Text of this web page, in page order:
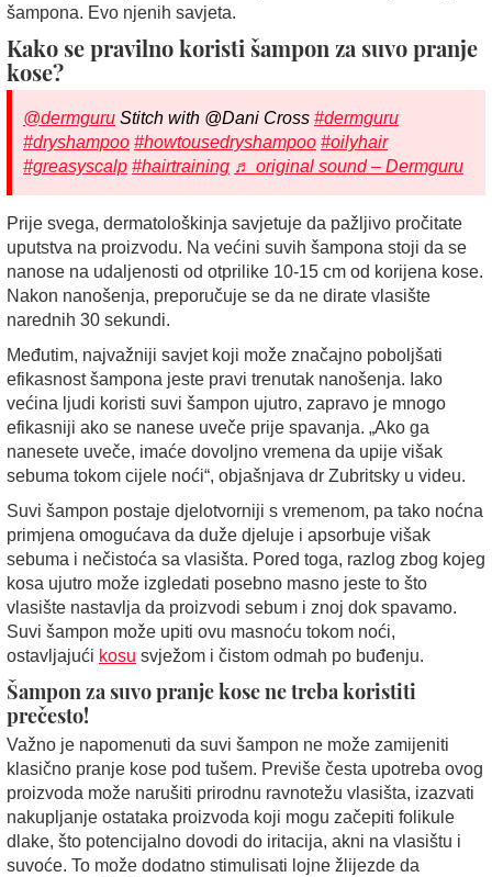
šampona. Evo njenih savjeta.
Kako se pravilno koristi šampon za suvo pranje
kose?
@dermguru Stitch with @Dani Cross #dermguru
#dryshampoo #howtousedryshampoo #oilyhair
#greasyscalp #hairtraining ♬ original sound – Dermguru
Prije svega, dermatološkinja savjetuje da pažljivo pročitate
uputstva na proizvodu. Na većini suvih šampona stoji da se
nanose na udaljenosti od otprilike 10-15 cm od korijena kose.
Nakon nanošenja, preporučuje se da ne dirate vlasište
narednih 30 sekundi.
Međutim, najvažniji savjet koji može značajno poboljšati
efikasnost šampona jeste pravi trenutak nanošenja. Iako
većina ljudi koristi suvi šampon ujutro, zapravo je mnogo
efikasniji ako se nanese uveče prije spavanja. „Ako ga
nanesete uveče, imaće dovoljno vremena da upije višak
sebuma tokom cijele noći“, objašnjava dr Zubritsky u videu.
Suvi šampon postaje djelotvorniji s vremenom, pa tako noćna
primjena omogućava da duže djeluje i apsorbuje višak
sebuma i nečistoća sa vlasišta. Pored toga, razlog zbog kojeg
kosa ujutro može izgledati posebno masno jeste to što
vlasište nastavlja da proizvodi sebum i znoj dok spavamo.
Suvi šampon može upiti ovu masnoću tokom noći,
ostavljajući kosu svježom i čistom odmah po buđenju.
Šampon za suvo pranje kose ne treba koristiti
prečesto!
Važno je napomenuti da suvi šampon ne može zamijeniti
klasično pranje kose pod tušem. Previše česta upotreba ovog
proizvoda može narušiti prirodnu ravnotežu vlasišta, izazvati
nakupljanje ostataka proizvoda koji mogu začepiti folikule
dlake, što potencijalno dovodi do iritacija, akni na vlasištu i
suvoće. To može dodatno stimulisati lojne žlijezde da